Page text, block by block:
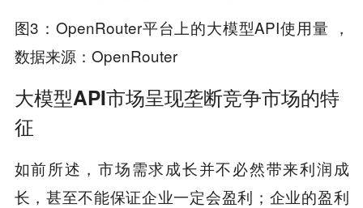
图3：OpenRouter平台上的大模型API使用量 ，
数据来源：OpenRouter
大模型API市场呈现垄断竞争市场的特
征
如前所述，市场需求成长并不必然带来利润成
长，甚至不能保证企业一定会盈利；企业的盈利